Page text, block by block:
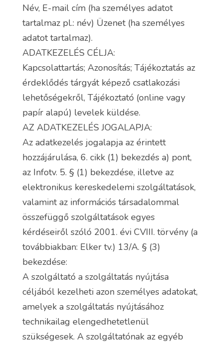
Név, E-mail cím (ha személyes adatot
tartalmaz pl.: név) Üzenet (ha személyes
adatot tartalmaz).
ADATKEZELÉS CÉLJA:
Kapcsolattartás; Azonosítás; Tájékoztatás az
érdeklődés tárgyát képező csatlakozási
lehetőségekről, Tájékoztató (online vagy
papír alapú) levelek küldése.
AZ ADATKEZELÉS JOGALAPJA:
Az adatkezelés jogalapja az érintett
hozzájárulása, 6. cikk (1) bekezdés a) pont,
az Infotv. 5. § (1) bekezdése, illetve az
elektronikus kereskedelemi szolgáltatások,
valamint az információs társadalommal
összefüggő szolgáltatások egyes
kérdéseiről szóló 2001. évi CVIII. törvény (a
továbbiakban: Elker tv.) 13/A. § (3)
bekezdése:
A szolgáltató a szolgáltatás nyújtása
céljából kezelheti azon személyes adatokat,
amelyek a szolgáltatás nyújtásához
technikailag elengedhetetlenül
szükségesek. A szolgáltatónak az egyéb